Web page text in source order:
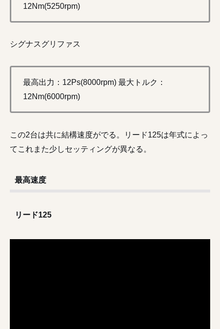
12Nm(5250rpm)
シグナスグリファス
最高出力：12Ps(8000rpm) 最大トルク：
12Nm(6000rpm)
この2台は共に結構速度がでる。リード125は年式によっ
てこれまた少しセッティングが異なる。
最高速度
リード125